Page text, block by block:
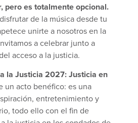
pero es totalmente opcional.
de la música desde tu
unirte a nosotros en la
a celebrar junto a
acceso a la justicia.
la Justicia 2027: Justicia en
un acto benéfico: es una
entretenimiento y
todo ello con el fin de